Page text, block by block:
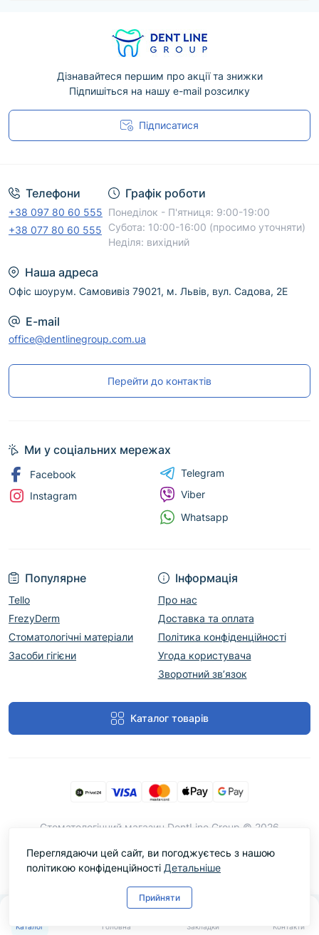
Каталог Головна Закладки Контакти
Дізнавайтеся першим про акції та знижки
Підпишіться на нашу e-mail розсилку
Підписатися
Телефони
+38 097 80 60 555
+38 077 80 60 555
Графік роботи
Понеділок - П'ятниця: 9:00-19:00
Субота: 10:00-16:00 (просимо уточняти)
Неділя: вихідний
Наша адреса
Офіс шоурум. Самовивіз 79021, м. Львів, вул. Садова, 2Е
E-mail
office@dentlinegroup.com.ua
Перейти до контактів
Популярне
Tello
FrezyDerm
Стоматологічні матеріали
Засоби гігієни
Інформація
Про нас
Доставка та оплата
Політика конфіденційності
Угода користувача
Зворотний зв’язок
Каталог товарів
Ми у соціальних мережах
Facebook
Instagram
Telegram
Viber
Whatsapp
Cтоматологічний магазин DentLine Group © 2026
Переглядаючи цей сайт, ви погоджуєтесь з нашою
політикою конфіденційності Детальніше
Прийняти